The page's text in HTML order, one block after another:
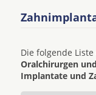
Die folgende
Oralchirurgen
Implantate und